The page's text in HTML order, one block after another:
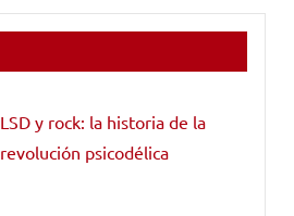
LSD y rock: la historia de la
revolución psicodélica